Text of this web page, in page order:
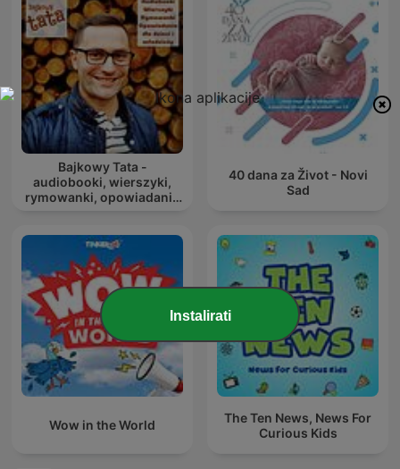
Bajkowy Tata -
audiobooki, wierszyki,
rymowanki, opowiadania
40 dana za Život - Novi
Sad
Wow in the World
The Ten News, News For
Curious Kids
Instalirati